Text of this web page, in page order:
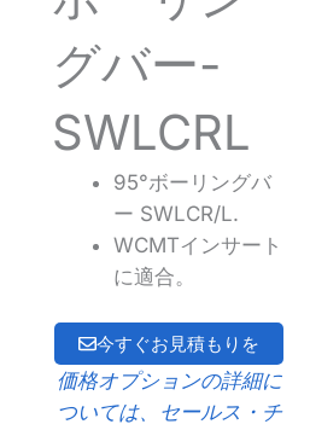
グバー-
SWLCRL
95°ボーリングバ
ー SWLCR/L.
WCMTインサート
に適合。
今すぐお見積もりを
価格オプションの詳細に
ついては、セールス・チ